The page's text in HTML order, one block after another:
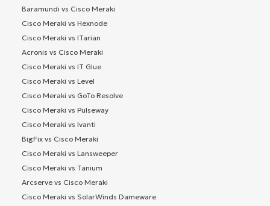
Baramundi vs Cisco Meraki
Cisco Meraki vs Hexnode
Cisco Meraki vs ITarian
Acronis vs Cisco Meraki
Cisco Meraki vs IT Glue
Cisco Meraki vs Level
Cisco Meraki vs GoTo Resolve
Cisco Meraki vs Pulseway
Cisco Meraki vs Ivanti
BigFix vs Cisco Meraki
Cisco Meraki vs Lansweeper
Cisco Meraki vs Tanium
Arcserve vs Cisco Meraki
Cisco Meraki vs SolarWinds Dameware